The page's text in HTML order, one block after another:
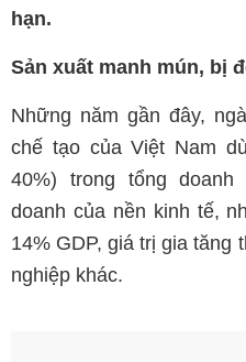
hạn.
Sản xuất manh mún, bị
Những năm gần đây,
chế tạo của Việt Nam
40%) trong tổng
doanh của nền kinh tế,
14% GDP, giá trị gia tăng
nghiệp khác.